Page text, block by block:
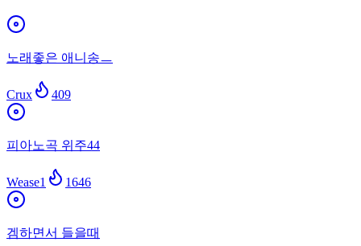
노래좋은 애니송ㅡ
Crux 409
피아노곡 위주44
Wease1 1646
겜하면서 들을때